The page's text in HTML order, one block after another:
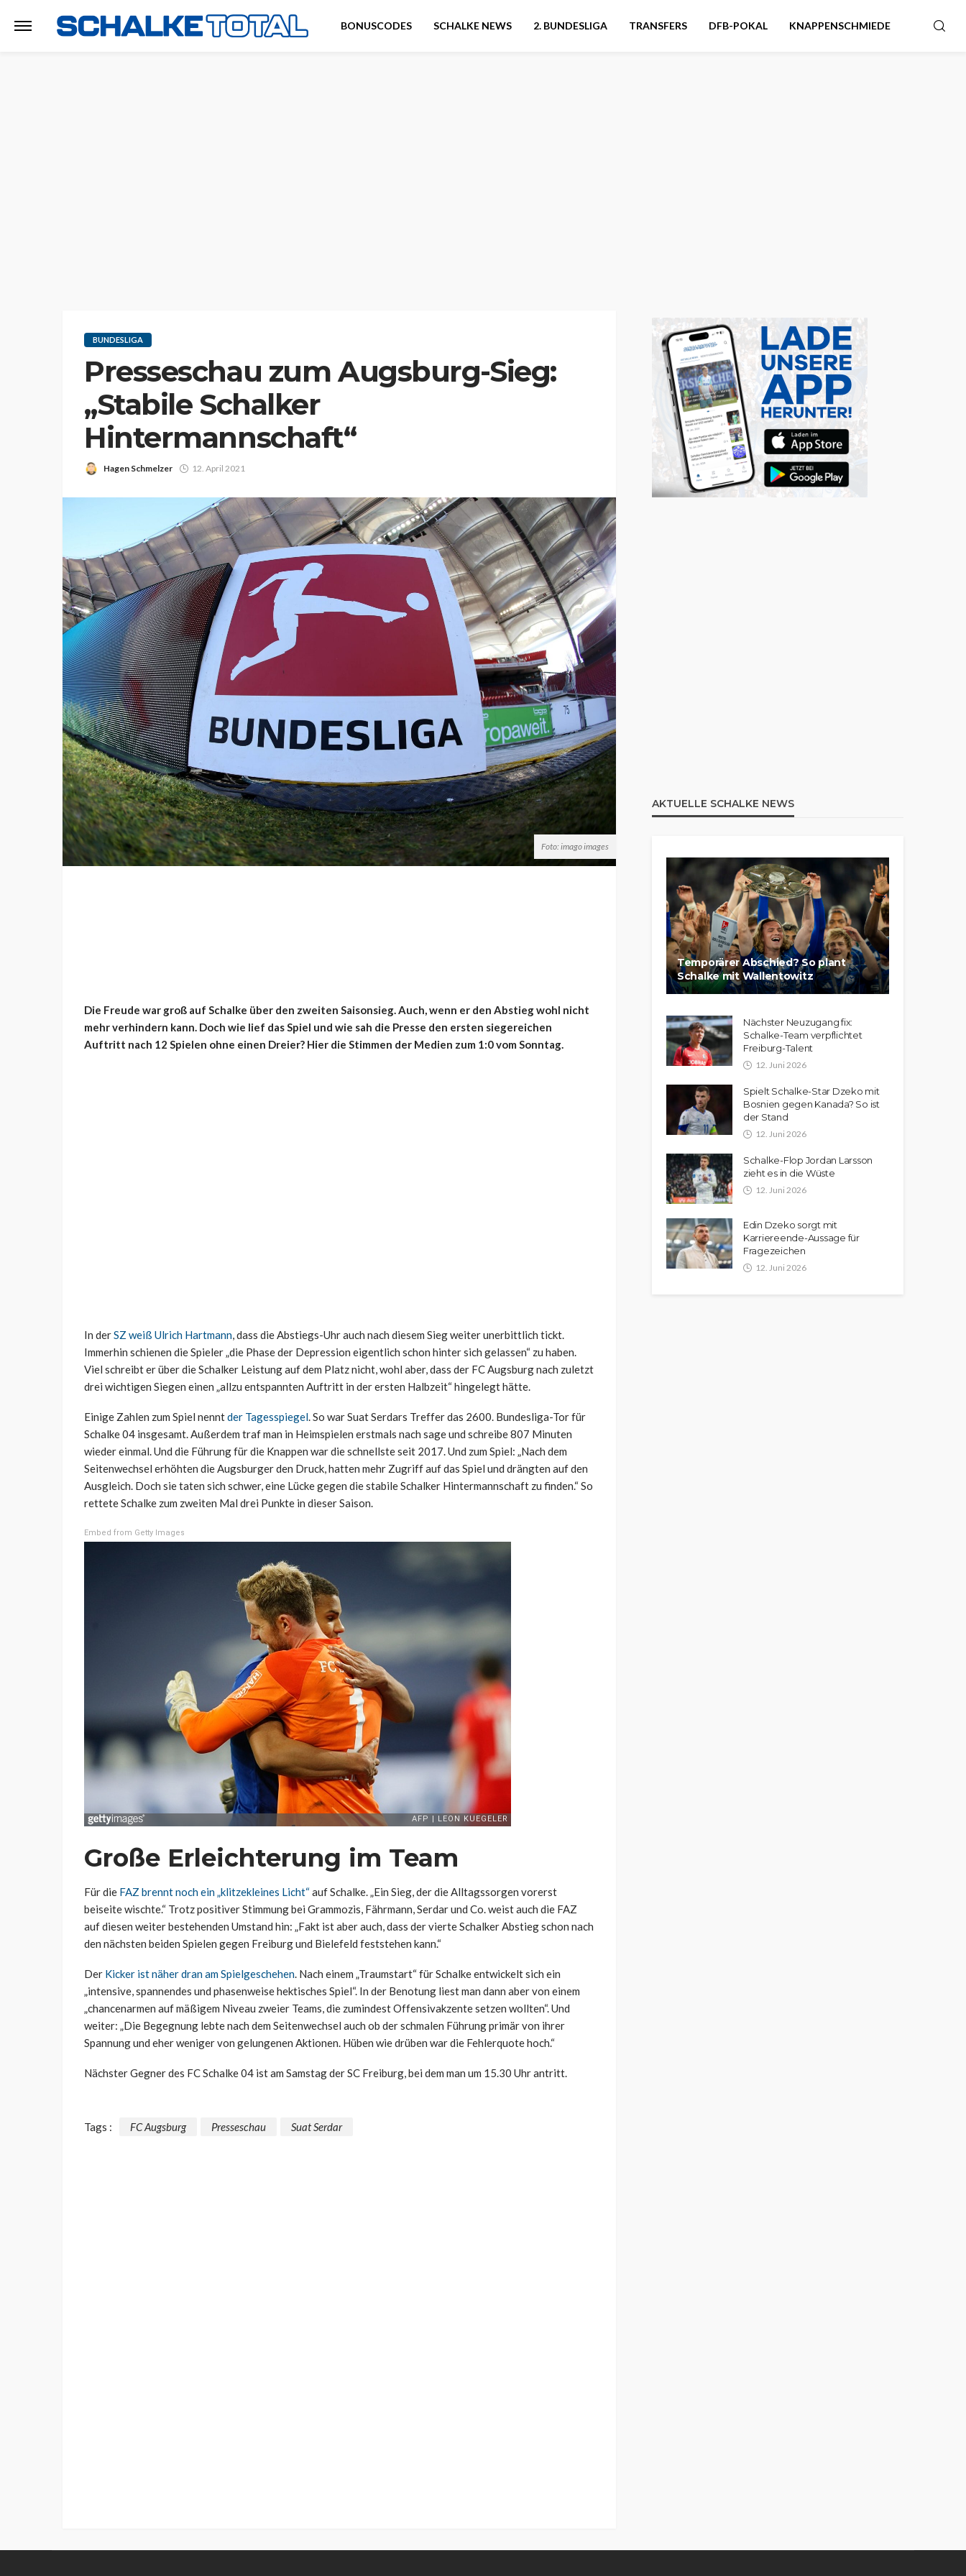
BONUSCODES SCHALKE NEWS 2. BUNDESLIGA TRANSFERS DFB-POKAL KNAPPENSCHMIEDE
BUNDESLIGA
Presseschau zum Augsburg-Sieg:
„Stabile Schalker
Hintermannschaft“
Hagen Schmelzer 12. April 2021
Foto: imago images
Die Freude war groß auf Schalke über den zweiten Saisonsieg. Auch, wenn er den Abstieg wohl nicht
mehr verhindern kann. Doch wie lief das Spiel und wie sah die Presse den ersten siegereichen
Auftritt nach 12 Spielen ohne einen Dreier? Hier die Stimmen der Medien zum 1:0 vom Sonntag.
In derSZ weiß Ulrich Hartmann, dass die Abstiegs-Uhr auch nach diesem Sieg weiter unerbittlich tickt.
Immerhin schienen die Spieler „die Phase der Depression eigentlich schon hinter sich gelassen“ zu haben.
Viel schreibt er über die Schalker Leistung auf dem Platz nicht, wohl aber, dass der FC Augsburg nach zuletzt
drei wichtigen Siegen einen „allzu entspannten Auftritt in der ersten Halbzeit“ hingelegt hätte.
Einige Zahlen zum Spiel nenntder Tagesspiegel. So war Suat Serdars Treffer das 2600. Bundesliga-Tor für
Schalke 04 insgesamt. Außerdem traf man in Heimspielen erstmals nach sage und schreibe 807 Minuten
wieder einmal. Und die Führung für die Knappen war die schnellste seit 2017. Und zum Spiel: „Nach dem
Seitenwechsel erhöhten die Augsburger den Druck, hatten mehr Zugriff auf das Spiel und drängten auf den
Ausgleich. Doch sie taten sich schwer, eine Lücke gegen die stabile Schalker Hintermannschaft zu finden.“ So
rettete Schalke zum zweiten Mal drei Punkte in dieser Saison.
Embed from Getty Images
Große Erleichterung im Team
Für die FAZ brennt noch ein „klitzekleines Licht“auf Schalke. „Ein Sieg, der die Alltagssorgen vorerst
beiseite wischte.“ Trotz positiver Stimmung bei Grammozis, Fährmann, Serdar und Co. weist auch die FAZ
auf diesen weiter bestehenden Umstand hin: „Fakt ist aber auch, dass der vierte Schalker Abstieg schon nach
den nächsten beiden Spielen gegen Freiburg und Bielefeld feststehen kann.“
Der Kicker ist näher dran am Spielgeschehen. Nach einem „Traumstart“ für Schalke entwickelt sich ein
„intensive, spannendes und phasenweise hektisches Spiel“. In der Benotung liest man dann aber von einem
„chancenarmen auf mäßigem Niveau zweier Teams, die zumindest Offensivakzente setzen wollten“. Und
weiter: „Die Begegnung lebte nach dem Seitenwechsel auch ob der schmalen Führung primär von ihrer
Spannung und eher weniger von gelungenen Aktionen. Hüben wie drüben war die Fehlerquote hoch.“
Nächster Gegner des FC Schalke 04 ist am Samstag der SC Freiburg, bei dem man um 15.30 Uhr antritt.
Tags : FC Augsburg Presseschau Suat Serdar
AKTUELLE SCHALKE NEWS
Temporärer Abschied? So plant
Schalke mit Wallentowitz
Nächster Neuzugang fix:
Schalke-Team verpflichtet
Freiburg-Talent
12. Juni 2026
Spielt Schalke-Star Dzeko mit
Bosnien gegen Kanada? So ist
der Stand
12. Juni 2026
Schalke-Flop Jordan Larsson
zieht es in die Wüste
12. Juni 2026
Edin Dzeko sorgt mit
Karriereende-Aussage für
Fragezeichen
12. Juni 2026